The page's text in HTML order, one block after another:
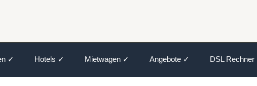
✓ Hotels ✓ Mietwagen ✓ Angebote ✓ DSL Rechner